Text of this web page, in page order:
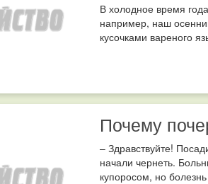
В холодное время
например, наш
кусочками вареного
Почему
– Здравствуйте!
начали чернеть.
купоросом, но